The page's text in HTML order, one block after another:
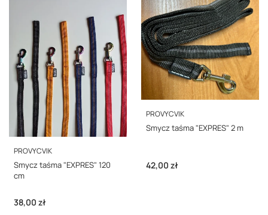
PRODUCENT
PROVYCVIK
Smycz taśma "EXPRES" 120
cm
Cena
38,00 zł
PRODUCENT
PROVYCVIK
Smycz taśma "EXPRES" 2 m
Cena
42,00 zł